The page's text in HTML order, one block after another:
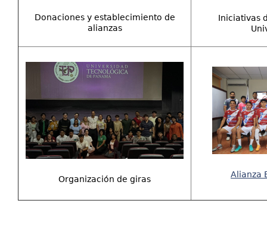
Donaciones y establecimiento de
alianzas
Iniciativas
Organización de giras Alianza